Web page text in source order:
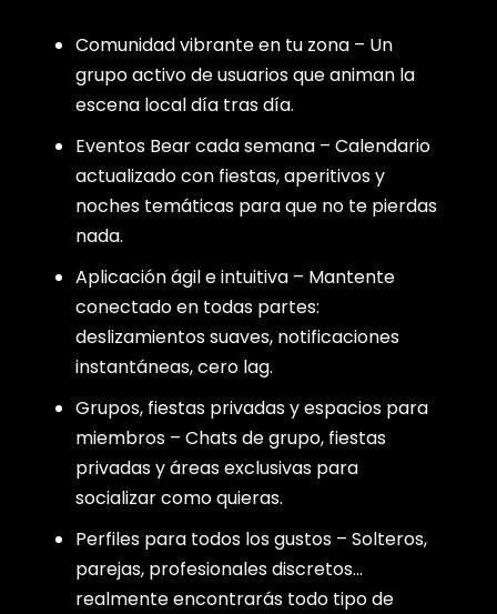
Comunidad vibrante en tu zona – Un
grupo activo de usuarios que animan la
escena local día tras día.
Eventos Bear cada semana – Calendario
actualizado con fiestas, aperitivos y
noches temáticas para que no te pierdas
nada.
Aplicación ágil e intuitiva – Mantente
conectado en todas partes:
deslizamientos suaves, notificaciones
instantáneas, cero lag.
Grupos, fiestas privadas y espacios para
miembros – Chats de grupo, fiestas
privadas y áreas exclusivas para
socializar como quieras.
Perfiles para todos los gustos – Solteros,
parejas, profesionales discretos…
realmente encontrarás todo tipo de